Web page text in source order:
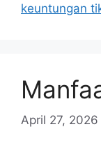
keuntungan
April 27, 2026